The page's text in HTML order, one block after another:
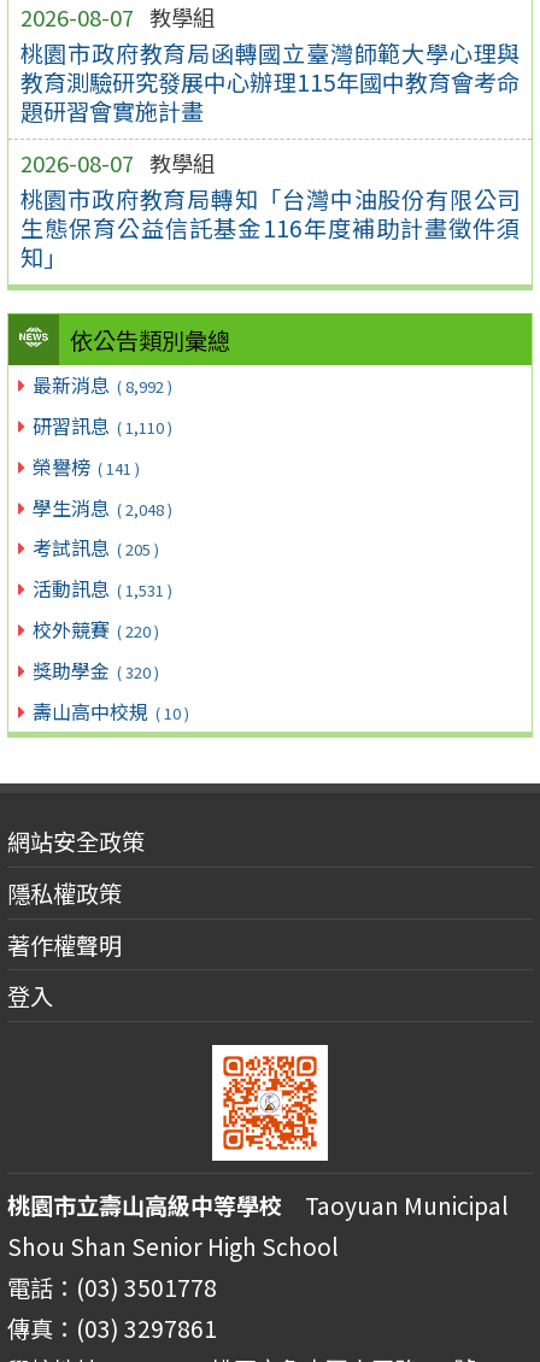
2026-08-07 教學組
桃園市政府教育局函轉國立臺灣師範大學心理與
教育測驗研究發展中心辦理115年國中教育會考命
題研習會實施計畫
2026-08-07 教學組
桃園市政府教育局轉知「台灣中油股份有限公司
生態保育公益信託基金116年度補助計畫徵件須
知」
依公告類別彙總
最新消息 ( 8,992 )
研習訊息 ( 1,110 )
榮譽榜 ( 141 )
學生消息 ( 2,048 )
考試訊息 ( 205 )
活動訊息 ( 1,531 )
校外競賽 ( 220 )
獎助學金 ( 320 )
壽山高中校規 ( 10 )
網站安全政策
隱私權政策
著作權聲明
登入
桃園市立壽山高級中等學校 Taoyuan Municipal
Shou Shan Senior High School
電話：(03) 3501778
傳真：(03) 3297861